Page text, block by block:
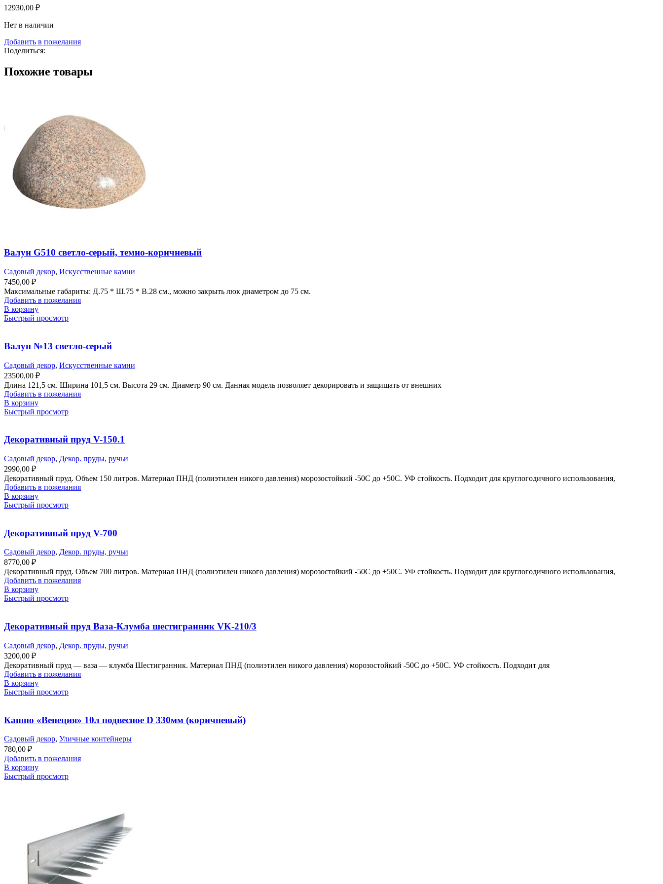
12930,00 ₽
Нет в наличии
Добавить в пожелания
Поделиться:
Похожие товары
Валун G510 светло-серый, темно-коричневый
Садовый декор, Искусственные камни
7450,00 ₽
Максимальные габариты: Д.75 * Ш.75 * В.28 см., можно закрыть люк диаметром до 75 см.
Добавить в пожелания
В корзину
Быстрый просмотр
Валун №13 светло-серый
Садовый декор, Искусственные камни
23500,00 ₽
Длина 121,5 см. Ширина 101,5 см. Высота 29 см. Диаметр 90 см. Данная модель позволяет декорировать и защищать от внешних
Добавить в пожелания
В корзину
Быстрый просмотр
Декоративный пруд V-150.1
Садовый декор, Декор. пруды, ручьи
2990,00 ₽
Декоративный пруд. Объем 150 литров. Материал ПНД (полиэтилен никого давления) морозостойкий -50С до +50С. УФ стойкость. Подходит для круглогодичного использования,
Добавить в пожелания
В корзину
Быстрый просмотр
Декоративный пруд V-700
Садовый декор, Декор. пруды, ручьи
8770,00 ₽
Декоративный пруд. Объем 700 литров. Материал ПНД (полиэтилен никого давления) морозостойкий -50С до +50С. УФ стойкость. Подходит для круглогодичного использования,
Добавить в пожелания
В корзину
Быстрый просмотр
Декоративный пруд Ваза-Клумба шестигранник VK-210/3
Садовый декор, Декор. пруды, ручьи
3200,00 ₽
Декоративный пруд — ваза — клумба Шестигранник. Материал ПНД (полиэтилен никого давления) морозостойкий -50С до +50С. УФ стойкость. Подходит для
Добавить в пожелания
В корзину
Быстрый просмотр
Кашпо «Венеция» 10л подвесное D 330мм (коричневый)
Садовый декор, Уличные контейнеры
780,00 ₽
Добавить в пожелания
В корзину
Быстрый просмотр